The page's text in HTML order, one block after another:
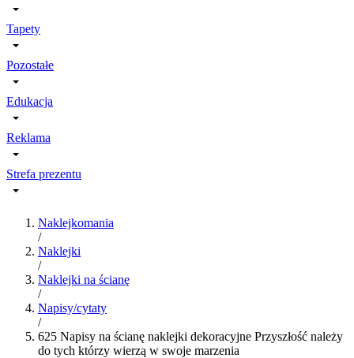
Tapety
Pozostałe
Edukacja
Reklama
Strefa prezentu
Naklejkomania
/
Naklejki
/
Naklejki na ścianę
/
Napisy/cytaty
/
625 Napisy na ścianę naklejki dekoracyjne Przyszłość należy
do tych którzy wierzą w swoje marzenia